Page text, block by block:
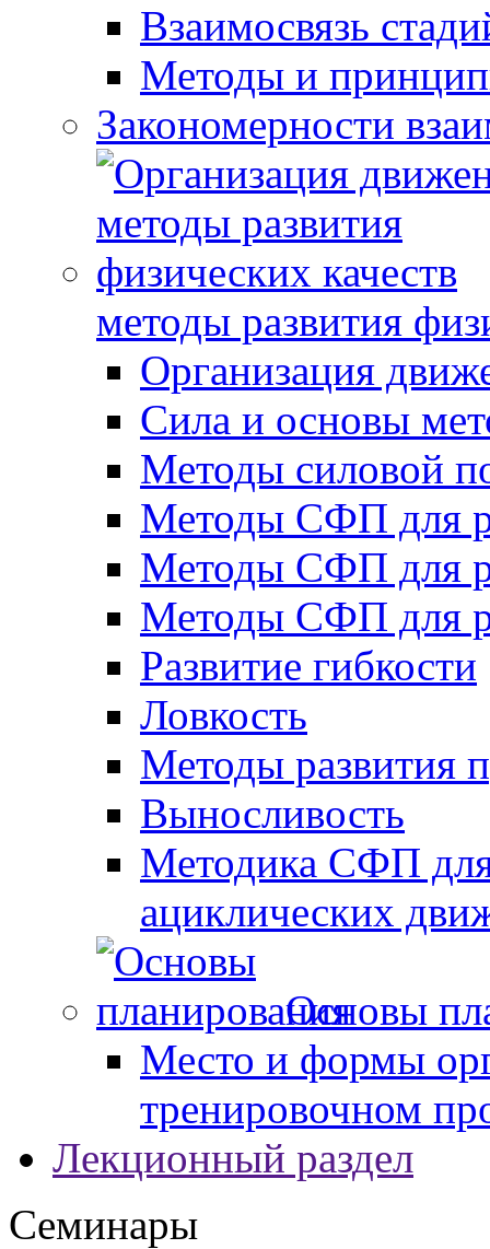
Взаимосвязь
Методы и
Закономерности
методы развития
Организация
Сила и основы
Методы силовой
Методы СФП для
Методы СФП для
Методы СФП для
Развитие гибкости
Ловкость
Методы развития
Выносливость
Методика СФП для
ациклических
Основы
Место и формы
тренировочном
Лекционный раздел
Семинары